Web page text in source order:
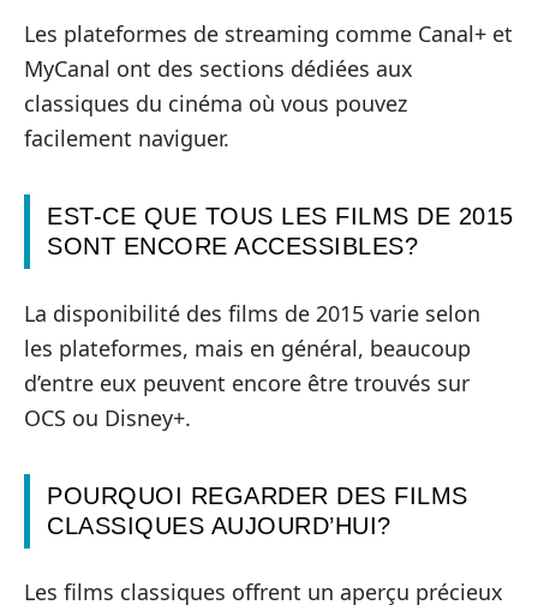
Les plateformes de streaming comme Canal+ et
MyCanal ont des sections dédiées aux
classiques du cinéma où vous pouvez
facilement naviguer.
EST-CE QUE TOUS LES FILMS DE 2015
SONT ENCORE ACCESSIBLES?
La disponibilité des films de 2015 varie selon
les plateformes, mais en général, beaucoup
d’entre eux peuvent encore être trouvés sur
OCS ou Disney+.
POURQUOI REGARDER DES FILMS
CLASSIQUES AUJOURD’HUI?
Les films classiques offrent un aperçu précieux